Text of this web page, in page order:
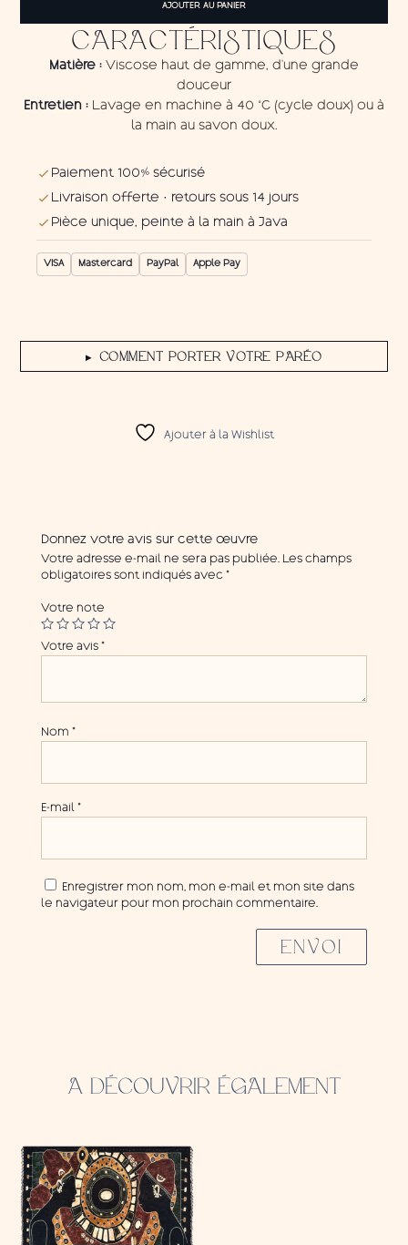
Pareo
Africa
Blue
AJOUTER AU PANIER
CARACTÉRISTIQUES
Matière : Viscose haut de gamme, d'une grande
douceur
Entretien : Lavage en machine à 40 °C (cycle doux) ou à
la main au savon doux.
Paiement 100% sécurisé
Livraison offerte · retours sous 14 jours
Pièce unique, peinte à la main à Java
VISA Mastercard PayPal Apple Pay
▶ COMMENT PORTER VOTRE PARÉO
Ajouter à la Wishlist
Donnez votre avis sur cette œuvre
Votre adresse e-mail ne sera pas publiée. Les champs
obligatoires sont indiqués avec *
Votre note
Votre avis *
Nom *
E-mail *
Enregistrer mon nom, mon e-mail et mon site dans
le navigateur pour mon prochain commentaire.
ENVOI
A DÉCOUVRIR ÉGALEMENT